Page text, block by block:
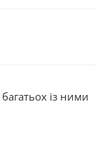
із ними